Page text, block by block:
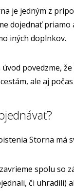
je jedným z
dojednať priamo
iných doplnkov.
úvod povedzme,
ale aj
Storna má
spolu so
či uhradili)